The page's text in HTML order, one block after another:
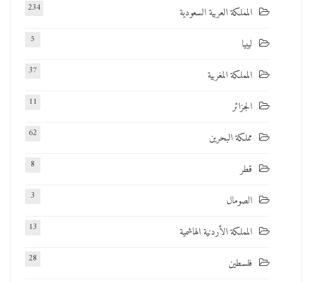
المملكة العربية السعودية 234
ليبيا 5
المملكة المغربية 37
الجزائر 11
مملكة البحرين 62
قطر 8
الصومال 3
المملكة الأردنية الهاشمية 13
فلسطين 28